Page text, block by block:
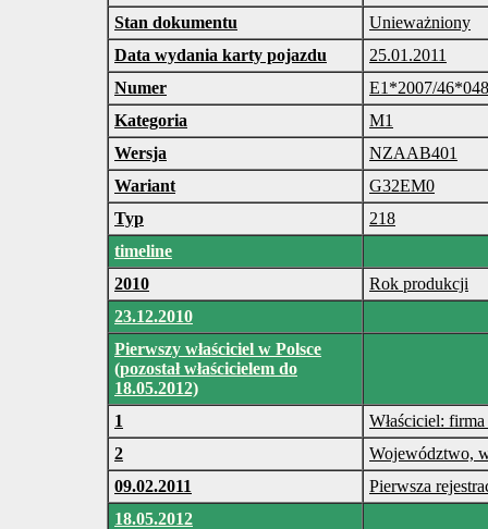
Stan dokumentu
Unieważniony
Data wydania karty pojazdu
25.01.2011
Numer
E1*2007/
Kategoria
M1
Wersja
NZAAB401
Wariant
G32EM0
Typ
218
timeline
2010
Rok produkcji
23.12.2010
Pierwszy właściciel w Polsce
(pozostał właścicielem do
18.05.2012)
1
Właściciel:
2
Województwo,
09.02.2011
Pierwsza
18.05.2012